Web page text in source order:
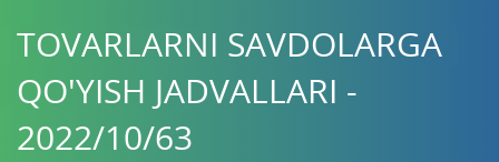
TOVARLARNI SAVDOLARGA
QO'YISH JADVALLARI -
2022/10/63